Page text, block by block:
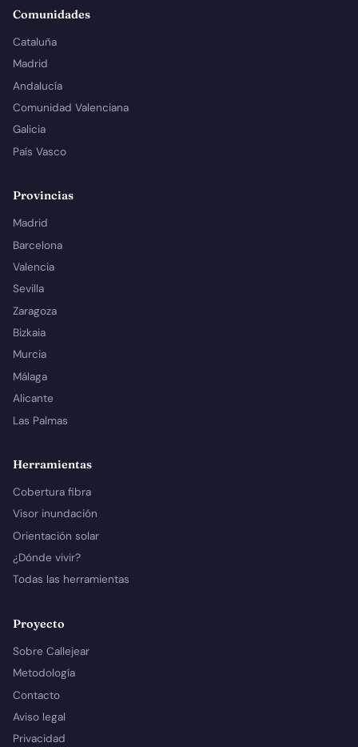
Comunidades
Cataluña
Madrid
Andalucía
Comunidad Valenciana
Galicia
País Vasco
Provincias
Madrid
Barcelona
Valencia
Sevilla
Zaragoza
Bizkaia
Murcia
Málaga
Alicante
Las Palmas
Herramientas
Cobertura fibra
Visor inundación
Orientación solar
¿Dónde vivir?
Todas las herramientas
Proyecto
Sobre Callejear
Metodología
Contacto
Aviso legal
Privacidad